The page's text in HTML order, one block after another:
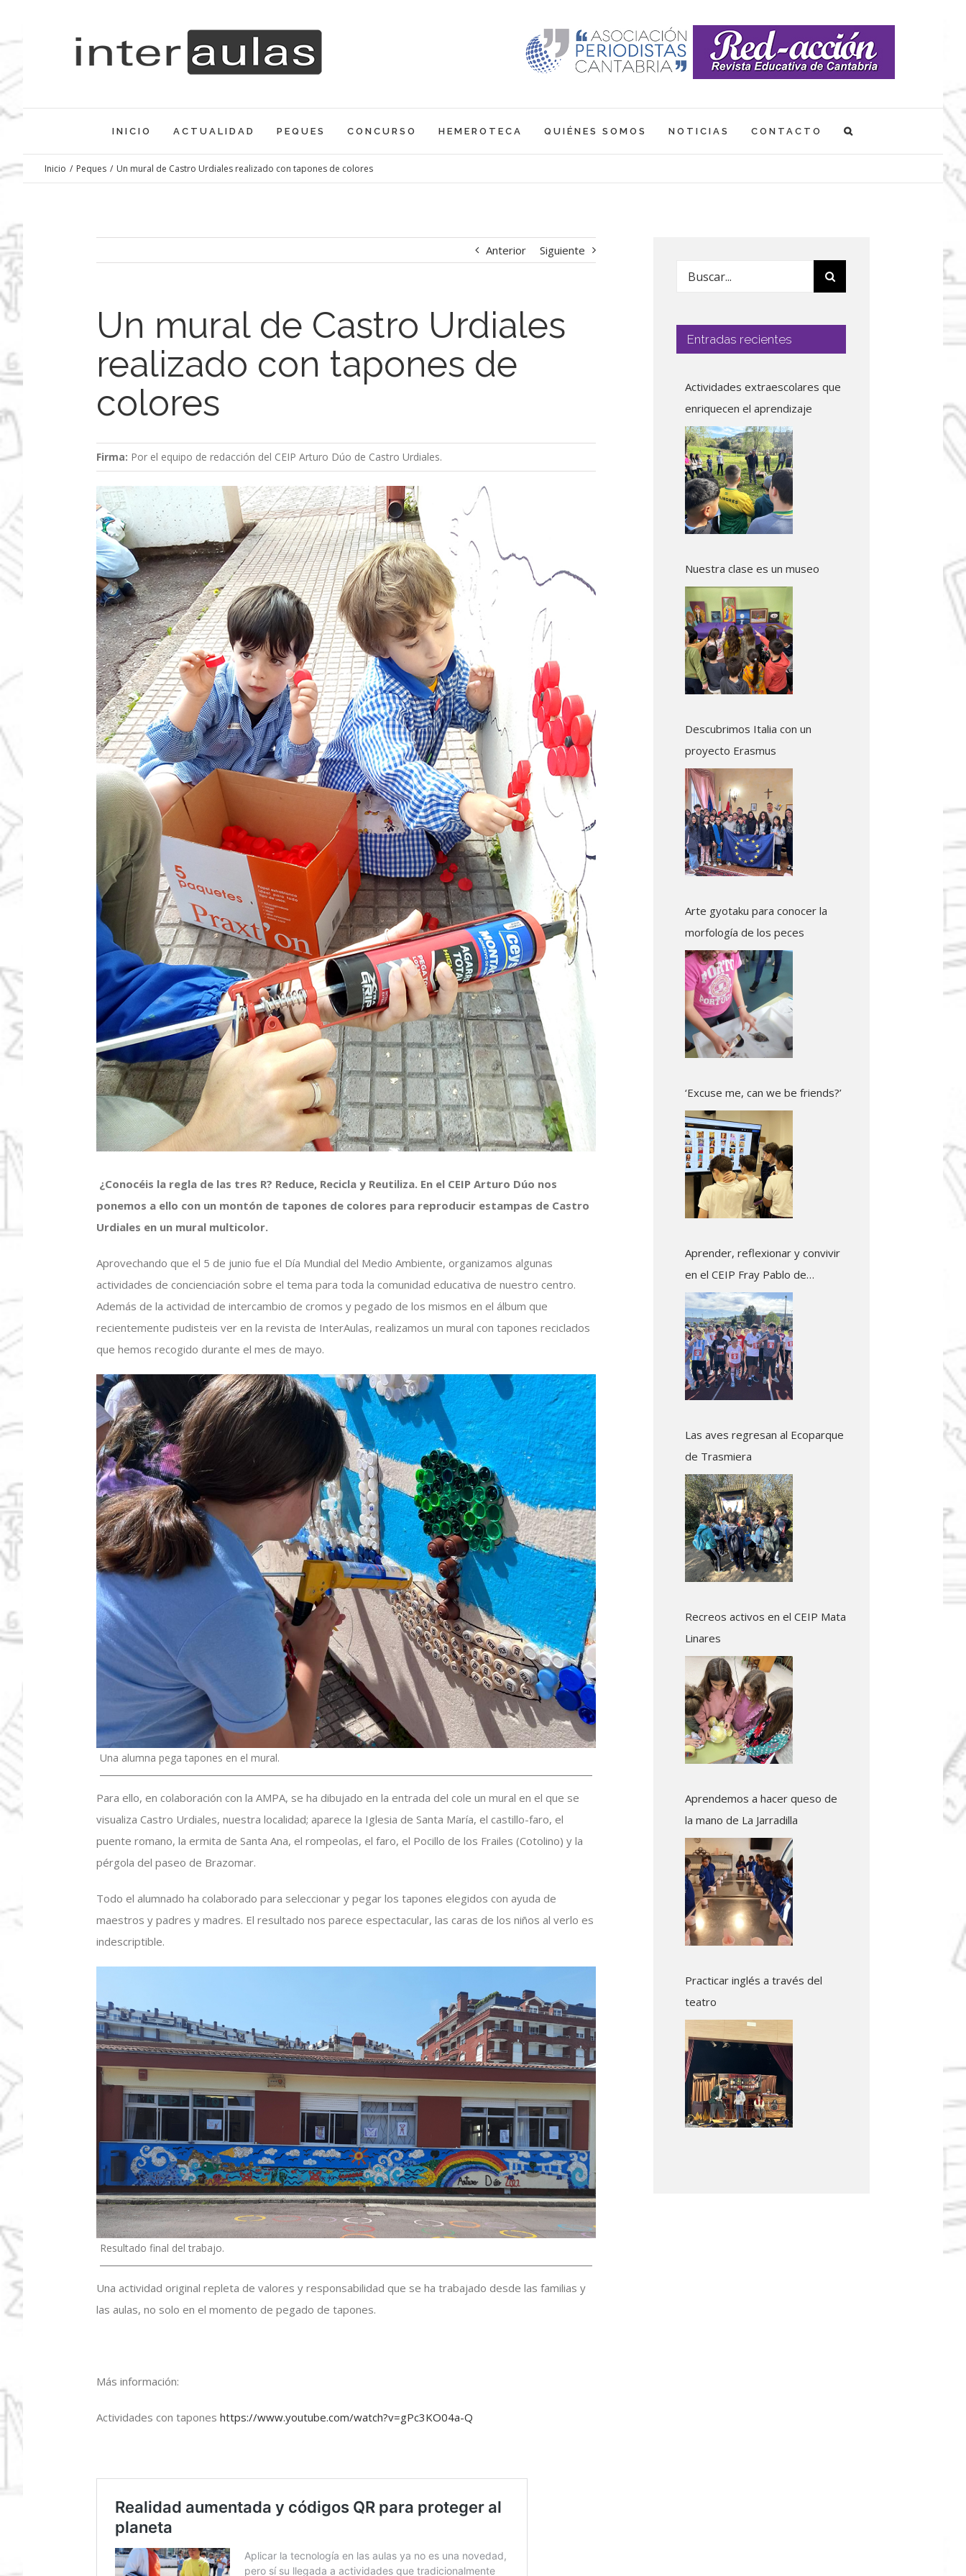
INICIO ACTUALIDAD PEQUES CONCURSO HEMEROTECA QUIÉNES SOMOS NOTICIAS CONTACTO
Inicio / Peques / Un mural de Castro Urdiales realizado con tapones de colores
Anterior Siguiente
Un mural de Castro Urdiales
realizado con tapones de
colores
Firma: Por el equipo de redacción del CEIP Arturo Dúo de Castro Urdiales.
Ver
imagen
más
grande
¿Conocéis la regla de las tres R? Reduce, Recicla y Reutiliza. En el CEIP Arturo Dúo nos
ponemos a ello con un montón de tapones de colores para reproducir estampas de Castro
Urdiales en un mural multicolor.
Aprovechando que el 5 de junio fue el Día Mundial del Medio Ambiente, organizamos algunas
actividades de concienciación sobre el tema para toda la comunidad educativa de nuestro centro.
Además de la actividad de intercambio de cromos y pegado de los mismos en el álbum que
recientemente pudisteis ver en la revista de InterAulas, realizamos un mural con tapones reciclados
que hemos recogido durante el mes de mayo.
Una alumna pega tapones en el mural.
Para ello, en colaboración con la AMPA, se ha dibujado en la entrada del cole un mural en el que se
visualiza Castro Urdiales, nuestra localidad; aparece la Iglesia de Santa María, el castillo-faro, el
puente romano, la ermita de Santa Ana, el rompeolas, el faro, el Pocillo de los Frailes (Cotolino) y la
pérgola del paseo de Brazomar.
Todo el alumnado ha colaborado para seleccionar y pegar los tapones elegidos con ayuda de
maestros y padres y madres. El resultado nos parece espectacular, las caras de los niños al verlo es
indescriptible.
Resultado final del trabajo.
Una actividad original repleta de valores y responsabilidad que se ha trabajado desde las familias y
las aulas, no solo en el momento de pegado de tapones.
Más información:
Actividades con taponeshttps://www.youtube.com/watch?v=gPc3KO04a-Q
Buscar:
Entradas recientes
Actividades extraescolares que
enriquecen el aprendizaje
Nuestra clase es un museo
Descubrimos Italia con un
proyecto Erasmus
Arte gyotaku para conocer la
morfología de los peces
‘Excuse me, can we be friends?’
Aprender, reflexionar y convivir
en el CEIP Fray Pablo de
Colindres
Las aves regresan al Ecoparque
de Trasmiera
Recreos activos en el CEIP Mata
Linares
Aprendemos a hacer queso de
la mano de La Jarradilla
Practicar inglés a través del
teatro